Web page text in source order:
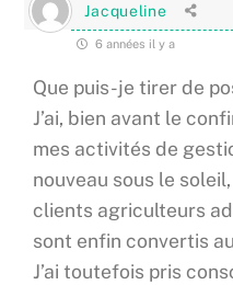
Jacqueline
6 années il y a
Que puis-je tirer de
J’ai, bien avant le
mes activités de
nouveau sous le
clients agriculteurs
sont enfin convertis
J’ai toutefois pris